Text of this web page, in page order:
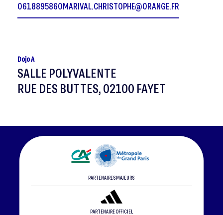
0618895860MARIVAL.CHRISTOPHE@ORANGE.FR
Dojo A
SALLE POLYVALENTE
RUE DES BUTTES, 02100 FAYET
PARTENAIRES MAJEURS
PARTENAIRE OFFICIEL